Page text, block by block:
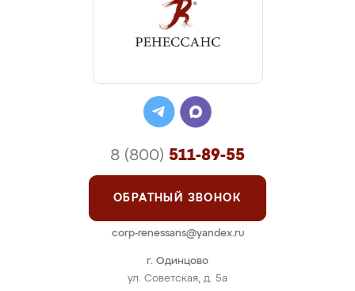
г. Одинцово
ул. Советская, д. 5а
8 (800) 511-89-55
ОБРАТНЫЙ ЗВОНОК
corp-renessans@yandex.ru